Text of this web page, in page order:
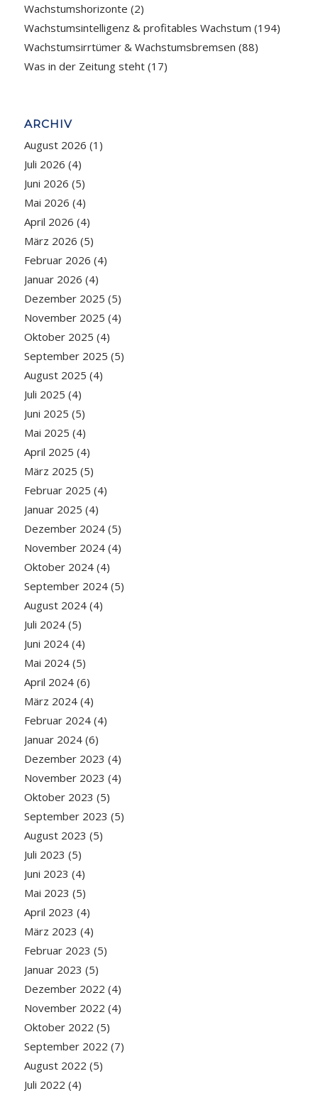
Wachstumshorizonte (2)
Wachstumsintelligenz & profitables Wachstum (194)
Wachstumsirrtümer & Wachstumsbremsen (88)
Was in der Zeitung steht(17)
ARCHIV
August 2026 (1)
Juli 2026 (4)
Juni 2026 (5)
Mai 2026 (4)
April 2026 (4)
März 2026 (5)
Februar 2026 (4)
Januar 2026 (4)
Dezember 2025 (5)
November 2025 (4)
Oktober 2025 (4)
September 2025 (5)
August 2025 (4)
Juli 2025 (4)
Juni 2025 (5)
Mai 2025 (4)
April 2025 (4)
März 2025 (5)
Februar 2025 (4)
Januar 2025 (4)
Dezember 2024(5)
November 2024(4)
Oktober 2024(4)
September 2024(5)
August 2024(4)
Juli 2024(5)
Juni 2024(4)
Mai 2024(5)
April 2024(6)
März 2024(4)
Februar 2024(4)
Januar 2024(6)
Dezember 2023 (4)
November 2023 (4)
Oktober 2023 (5)
September 2023 (5)
August 2023 (5)
Juli 2023 (5)
Juni 2023 (4)
Mai 2023 (5)
April 2023 (4)
März 2023 (4)
Februar 2023 (5)
Januar 2023 (5)
Dezember 2022 (4)
November 2022 (4)
Oktober 2022 (5)
September 2022 (7)
August 2022 (5)
Juli 2022 (4)